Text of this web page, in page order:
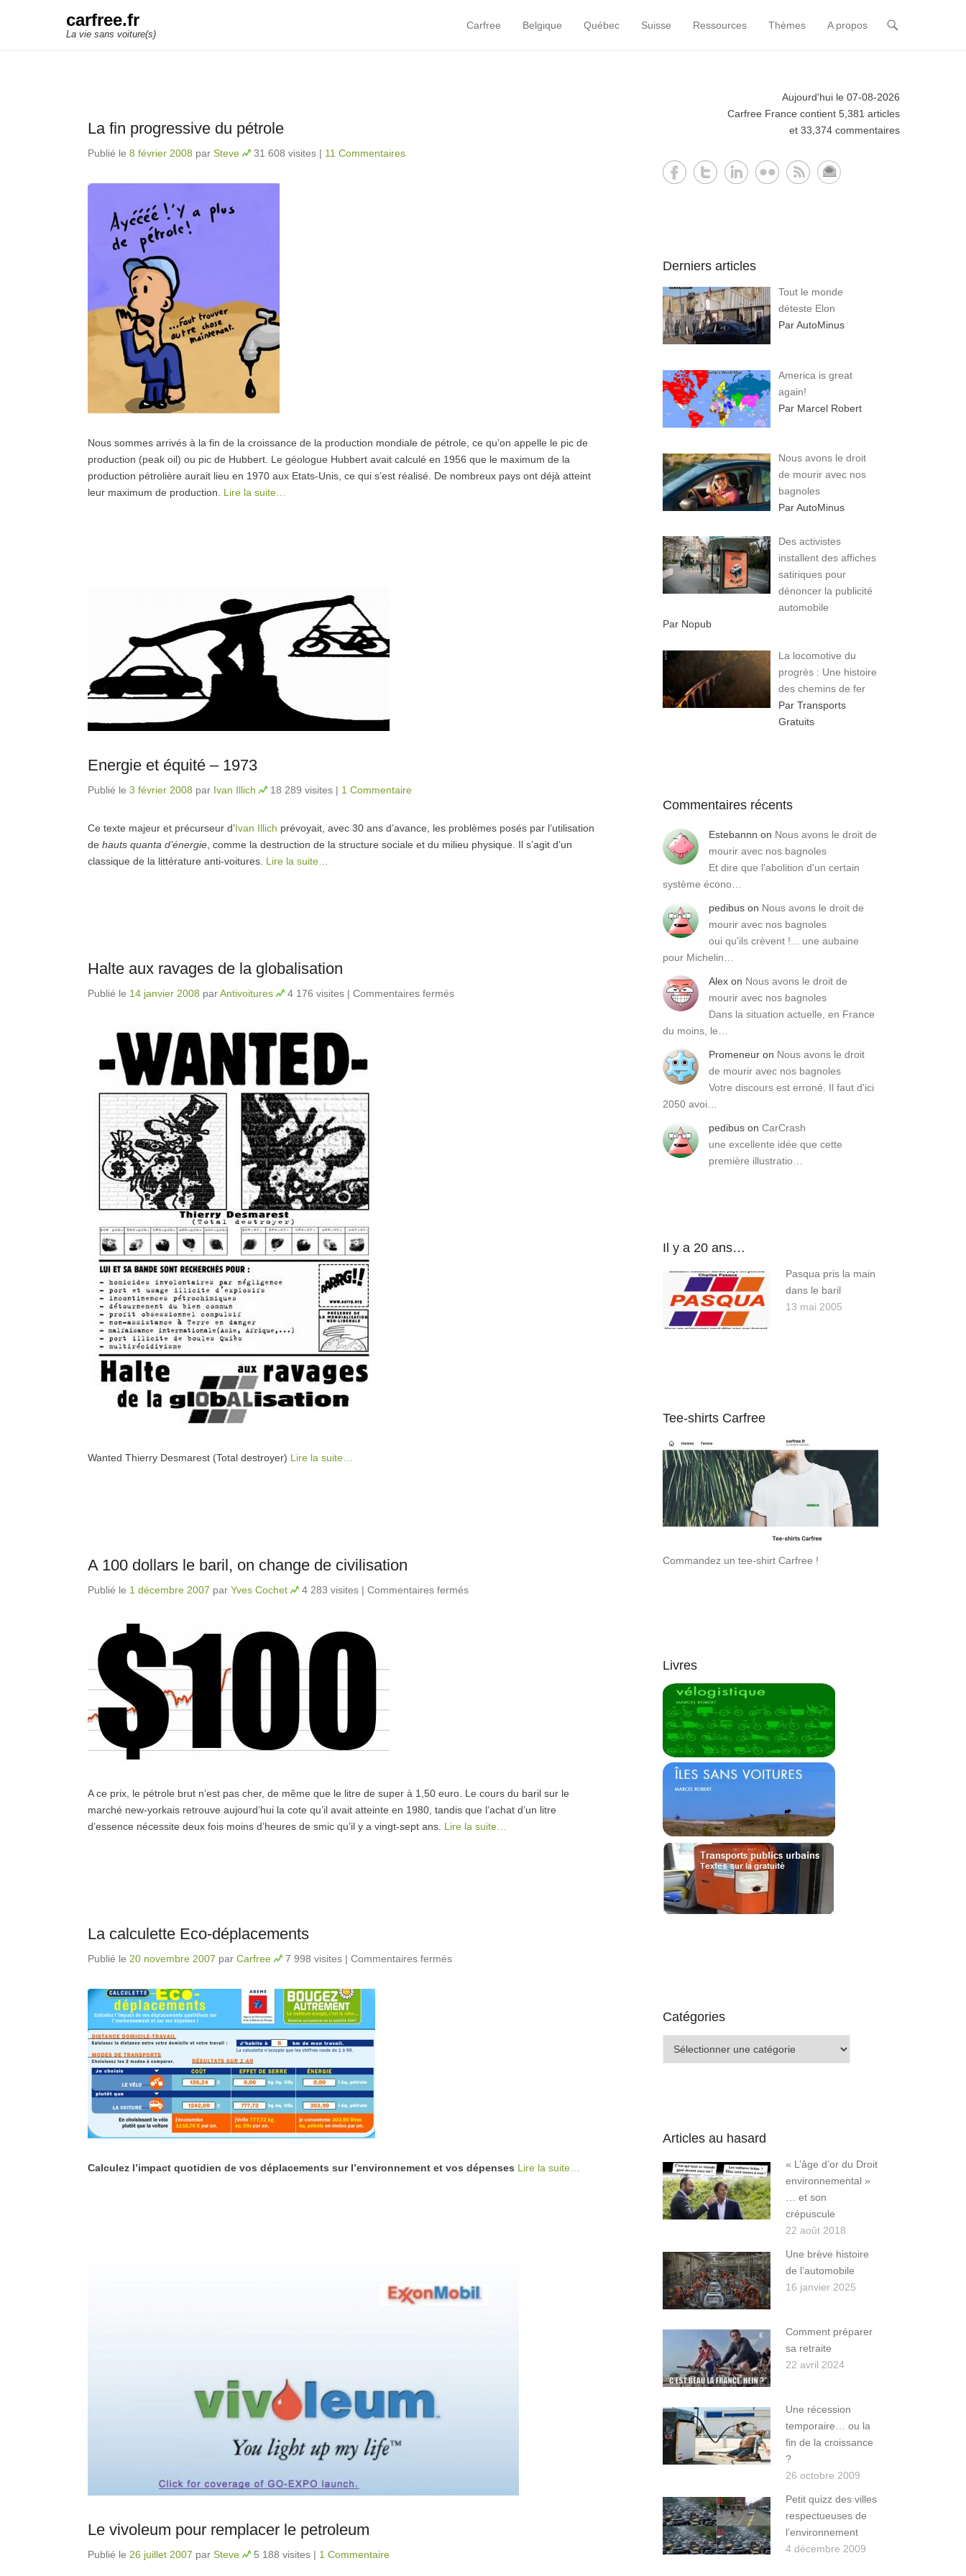
carfree.fr
La vie sans voiture(s)
Primary Menu
Skip to content
Carfree Belgique Québec Suisse Ressources Thèmes A propos
La fin progressive du pétrole
Publié le 8 février 2008 par Steve 31 608 visites | 11 Commentaires
Nous sommes arrivés à la fin de la croissance de la production mondiale de pétrole, ce qu’on appelle le pic de
production (peak oil) ou pic de Hubbert. Le géologue Hubbert avait calculé en 1956 que le maximum de la
production pétrolière aurait lieu en 1970 aux Etats-Unis, ce qui s’est réalisé. De nombreux pays ont déjà atteint
leur maximum de production. Lire la suite…
Energie et équité – 1973
Publié le 3 février 2008 par Ivan Illich 18 289 visites | 1 Commentaire
Ce texte majeur et précurseur d’Ivan Illich prévoyait, avec 30 ans d’avance, les problèmes posés par l’utilisation
de hauts quanta d’énergie , comme la destruction de la structure sociale et du milieu physique. Il s’agit d’un
classique de la littérature anti-voitures. Lire la suite…
Halte aux ravages de la globalisation
Publié le 14 janvier 2008 parAntivoitures 4 176 visites | Commentaires fermés
Wanted Thierry Desmarest (Total destroyer) Lire la suite…
A 100 dollars le baril, on change de civilisation
Publié le 1 décembre 2007 par Yves Cochet 4 283 visites | Commentaires fermés
A ce prix, le pétrole brut n’est pas cher, de même que le litre de super à 1,50 euro. Le cours du baril sur le
marché new-yorkais retrouve aujourd’hui la cote qu’il avait atteinte en 1980, tandis que l’achat d’un litre
d’essence nécessite deux fois moins d’heures de smic qu’il y a vingt-sept ans. Lire la suite…
La calculette Eco-déplacements
Publié le 20 novembre 2007 par Carfree 7 998 visites | Commentaires fermés
Calculez l’impact quotidien de vos déplacements sur l’environnement et vos dépenses Lire la suite…
Le vivoleum pour remplacer le petroleum
Publié le 26 juillet 2007 par Steve 5 188 visites | 1 Commentaire
Aujourd'hui le 07-08-2026
Carfree France contient 5,381 articles
et 33,374 commentaires
Derniers articles
Tout le monde
déteste Elon
Par AutoMinus
America is great
again!
Par Marcel Robert
Nous avons le droit
de mourir avec nos
bagnoles
Par AutoMinus
Des activistes
installent des affiches
satiriques pour
dénoncer la publicité
automobile
Par Nopub
La locomotive du
progrès : Une histoire
des chemins de fer
Par Transports
Gratuits
Commentaires récents
Estebannn on Nous avons le droit de
mourir avec nos bagnoles
Et dire que l'abolition d'un certain
système écono…
pedibus on Nous avons le droit de
mourir avec nos bagnoles
oui qu'ils crèvent !... une aubaine
pour Michelin…
Alex on Nous avons le droit de
mourir avec nos bagnoles
Dans la situation actuelle, en France
du moins, le…
Promeneur on Nous avons le droit
de mourir avec nos bagnoles
Votre discours est erroné. Il faut d'ici
2050 avoi…
pedibus on CarCrash
une excellente idée que cette
première illustratio…
Il y a 20 ans…
Pasqua pris la main
dans le baril
13 mai 2005
Tee-shirts Carfree
Commandez un tee-shirt Carfree !
Livres
Catégories
Articles au hasard
« L’âge d’or du Droit
environnemental »
… et son
crépuscule
22 août 2018
Une brève histoire
de l’automobile
16 janvier 2025
Comment préparer
sa retraite
22 avril 2024
Une récession
temporaire… ou la
fin de la croissance
?
26 octobre 2009
Petit quizz des villes
respectueuses de
l’environnement
4 décembre 2009